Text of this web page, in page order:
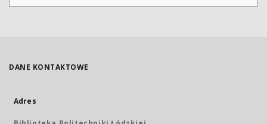
DANE KONTAKTOWE
Adres